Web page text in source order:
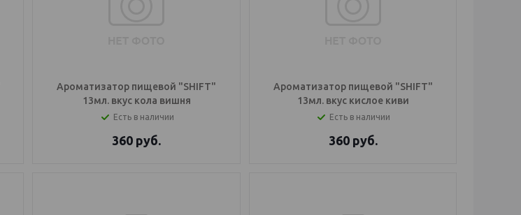
Ароматизатор пищевой "SHIFT"
13мл. вкус кола вишня
Есть в наличии
360 руб.
Ароматизатор пищевой "SHIFT"
13мл. вкус кислое киви
Есть в наличии
360руб.